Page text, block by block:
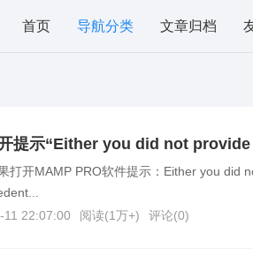
首页 导航分类 文章归档
打开MAMP PRO软件提示：Either you did
11 22:07:00 阅读(1万+) 评论(0)